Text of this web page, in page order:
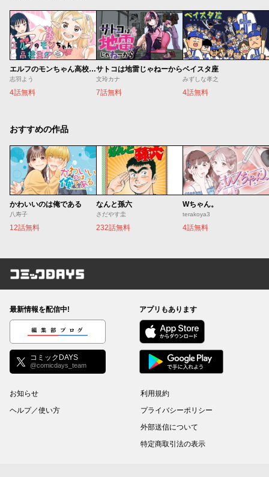
エルフのモンちゃん高校生!!
志羽よう
4話無料
サトコは地雷じゃねーから
文玲カナ
7話無料
ベイスタ座
みずしな孝之
4話無料
おすすめの作品
かわいいのは俺である
八寿子
12話無料
なんと孫六
さだやす圭
232話無料
Wちゃん。
terakoya3
4話無料
コミックDAYS
最新情報を配信中!
編集部ブログ
コミックDAYS
@comicdays_team
アプリもあります
お知らせ
ヘルプ／使い方
利用規約
プライバシーポリシー
外部送信について
特定商取引法の表示